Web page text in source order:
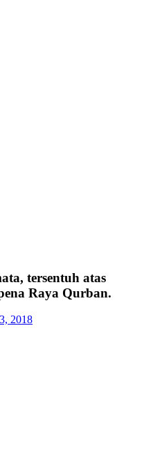
tersentuh atas
Raya Qurban.
2018